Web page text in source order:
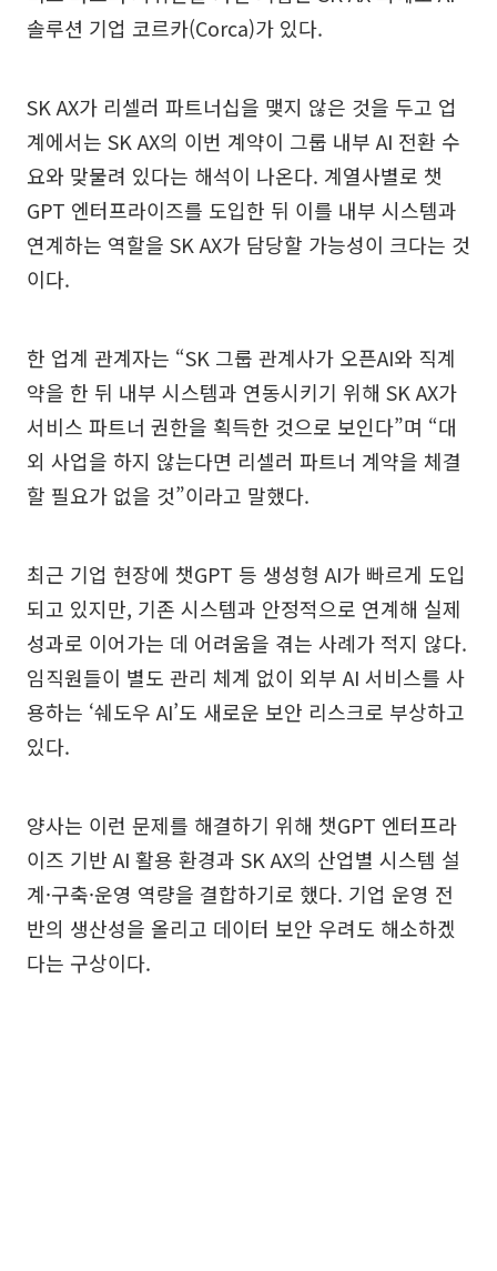
솔루션 기업 코르카(Corca)가 있다.
SK AX가 리셀러 파트너십을 맺지 않은 것을 두고 업
계에서는 SK AX의 이번 계약이 그룹 내부 AI 전환 수
요와 맞물려 있다는 해석이 나온다. 계열사별로 챗
GPT 엔터프라이즈를 도입한 뒤 이를 내부 시스템과
연계하는 역할을 SK AX가 담당할 가능성이 크다는 것
이다.
한 업계 관계자는 “SK 그룹 관계사가 오픈AI와 직계
약을 한 뒤 내부 시스템과 연동시키기 위해 SK AX가
서비스 파트너 권한을 획득한 것으로 보인다”며 “대
외 사업을 하지 않는다면 리셀러 파트너 계약을 체결
할 필요가 없을 것”이라고 말했다.
최근 기업 현장에 챗GPT 등 생성형 AI가 빠르게 도입
되고 있지만, 기존 시스템과 안정적으로 연계해 실제
성과로 이어가는 데 어려움을 겪는 사례가 적지 않다.
임직원들이 별도 관리 체계 없이 외부 AI 서비스를 사
용하는 ‘쉐도우 AI’도 새로운 보안 리스크로 부상하고
있다.
양사는 이런 문제를 해결하기 위해 챗GPT 엔터프라
이즈 기반 AI 활용 환경과 SK AX의 산업별 시스템 설
계·구축·운영 역량을 결합하기로 했다. 기업 운영 전
반의 생산성을 올리고 데이터 보안 우려도 해소하겠
다는 구상이다.